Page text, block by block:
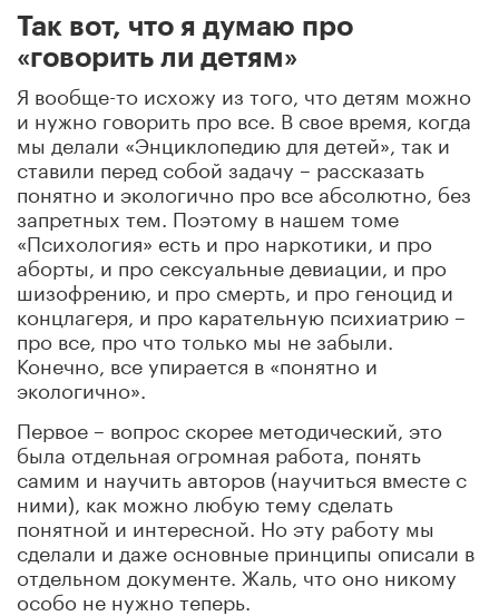
Так вот, что я думаю про
«говорить ли детям»
Я вообще-то исхожу из того, что детям можно
и нужно говорить про все. В свое время, когда
мы делали «Энциклопедию для детей», так и
ставили перед собой задачу – рассказать
понятно и экологично про все абсолютно, без
запретных тем. Поэтому в нашем томе
«Психология» есть и про наркотики, и про
аборты, и про сексуальные девиации, и про
шизофрению, и про смерть, и про геноцид и
концлагеря, и про карательную психиатрию –
про все, про что только мы не забыли.
Конечно, все упирается в «понятно и
экологично».
Первое – вопрос скорее методический, это
была отдельная огромная работа, понять
самим и научить авторов (научиться вместе с
ними), как можно любую тему сделать
понятной и интересной. Но эту работу мы
сделали и даже основные принципы описали в
отдельном документе. Жаль, что оно никому
особо не нужно теперь.